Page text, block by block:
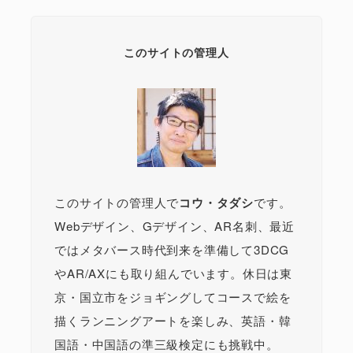
このサイトの管理人
このサイトの管理人でコウ・タダシです。
Webデザイン、Gデザイン、AR名刺、最近
ではメタバース時代到来を準備して3DCG
やAR/AXにも取り組んでいます。休日は東
京・国立市をジョギングしてコースで絵を
描くランニングアートを楽しみ、英語・韓
国語・中国語の準三級検定にも挑戦中。